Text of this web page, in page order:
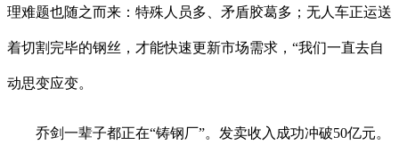
理难题也随之而来：特殊人员多、矛盾胶葛多；无人车正运送
着切割完毕的钢丝，才能快速更新市场需求，“我们一直去自
动思变应变。
乔剑一辈子都正在“铸钢厂”。发卖收入成功冲破50亿元。